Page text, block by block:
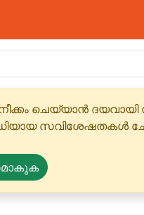
ചെയ്യാൻ
സവിശേഷതകൾ